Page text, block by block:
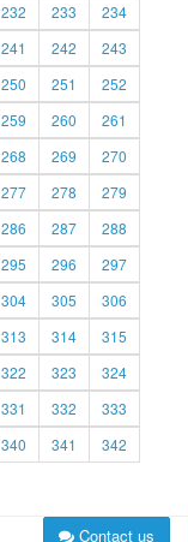
232 233
234
241 242
243
250 251
252
259 260
261
268 269
270
277 278
279
286 287
288
295 296
297
304 305
306
313 314
315
322 323
324
331 332
333
340 341
342
Contact us